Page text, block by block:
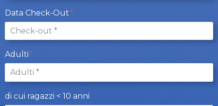
Data Check-Out
Adulti
di cui ragazzi < 10 anni